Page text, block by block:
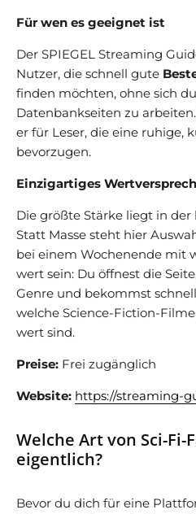
Für wen es geeignet ist
Der SPIEGEL Streaming
Nutzer, die schnell gute
finden möchten, ohne sich
Datenbankseiten zu
er für Leser, die eine ruhige,
bevorzugen.
Einzigartiges
Die größte Stärke liegt in
Statt Masse steht hier
bei einem Wochenende mit
wert sein: Du öffnest die
Genre und bekommst
welche Science-Fiction-
wert sind.
Preise: Frei zugänglich
Website: https://streaming-
Welche Art von Sci-Fi-
eigentlich?
Bevor du dich für eine